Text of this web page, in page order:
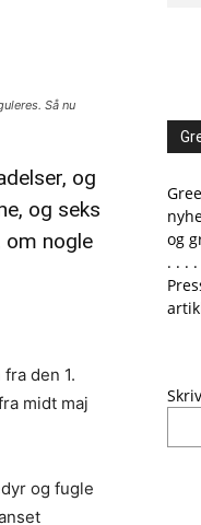
Så nu
og
og seks
om nogle
den 1.
midt maj
og fugle
og
. . .